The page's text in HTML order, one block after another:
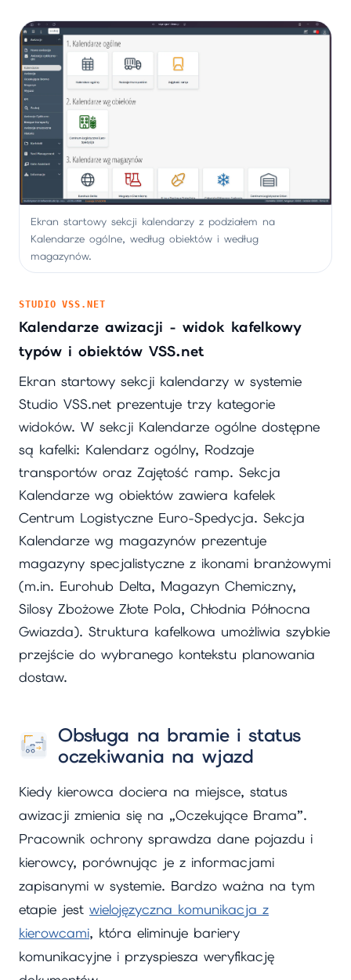
Ekran startowy sekcji kalendarzy z podziałem na
Kalendarze ogólne, według obiektów i według
magazynów.
STUDIO VSS.NET
Kalendarze awizacji - widok kafelkowy
typów i obiektów VSS.net
Ekran startowy sekcji kalendarzy w systemie
Studio VSS.net prezentuje trzy kategorie
widoków. W sekcji Kalendarze ogólne dostępne
są kafelki: Kalendarz ogólny, Rodzaje
transportów oraz Zajętość ramp. Sekcja
Kalendarze wg obiektów zawiera kafelek
Centrum Logistyczne Euro-Spedycja. Sekcja
Kalendarze wg magazynów prezentuje
magazyny specjalistyczne z ikonami branżowymi
(m.in. Eurohub Delta, Magazyn Chemiczny,
Silosy Zbożowe Złote Pola, Chłodnia Północna
Gwiazda). Struktura kafelkowa umożliwia szybkie
przejście do wybranego kontekstu planowania
dostaw.
Obsługa na bramie i status
oczekiwania na wjazd
Kiedy kierowca dociera na miejsce, status
awizacji zmienia się na „Oczekujące Brama”.
Pracownik ochrony sprawdza dane pojazdu i
kierowcy, porównując je z informacjami
zapisanymi w systemie. Bardzo ważna na tym
etapie jest wielojęzyczna komunikacja z
kierowcami, która eliminuje bariery
komunikacyjne i przyspiesza weryfikację